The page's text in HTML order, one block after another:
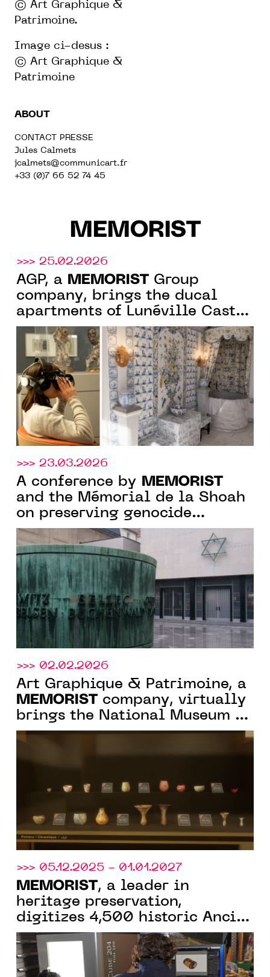
© Art Graphique &
Patrimoine.
Image ci-desus :
© Art Graphique &
Patrimoine
ABOUT
CONTACT PRESSE
Jules Calmets
jcalmets@communicart.fr
+33 (0)7 66 52 74 45
MEMORIST
>>> 25.02.2026
AGP, a MEMORIST Group
company, brings the ducal
apartments of Lunéville Castle
back to life through virtual
reality
>>> 23.03.2026
A conference by MEMORIST
and the Mémorial de la Shoah
on preserving genocide
archives during SITEM 2026
>>> 02.02.2026
Art Graphique & Patrimoine, a
MEMORIST company, virtually
brings the National Museum of
Sudan back to life
>>> 05.12.2025 - 01.01.2027
MEMORIST, a leader in
heritage preservation,
digitizes 4,500 historic Ancien
Régime token dies for the
Monnaie de Paris